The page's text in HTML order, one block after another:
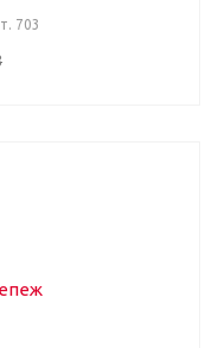
703